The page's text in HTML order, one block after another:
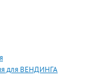
для ВЕНДИНГА